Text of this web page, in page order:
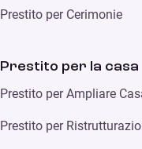
Prestito per Cerimonie
Prestito per la casa
Prestito per Ampliare
Prestito per